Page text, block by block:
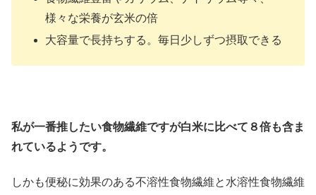
様々な栄養が玄米の倍
大容量で長持ちする。毎日少しずつ摂取できる
私が一番推したい食物繊維ですが白米に比べて８倍も含ま
れているようです。
しかも便秘に効果のある不溶性食物繊維と水溶性食物繊維